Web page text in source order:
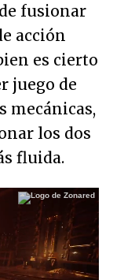
fusionar
acción
es cierto
juego de
mecánicas,
los dos
fluida.